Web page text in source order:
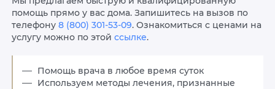
помощь прямо у вас дома. Запишитесь на вызов по
телефону 8 (800) 301-53-09. Ознакомиться с ценами на
услугу можно по этой ссылке.
Помощь врача в любое время суток
Используем методы лечения, признанные